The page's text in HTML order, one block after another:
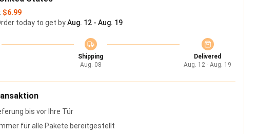
$6.99
today to get byAug. 12 - Aug. 19
Shipping
Aug. 08
Delivered
Aug. 12 - Aug. 19
bis vor Ihre Tür
für alle Pakete bereitgestellt